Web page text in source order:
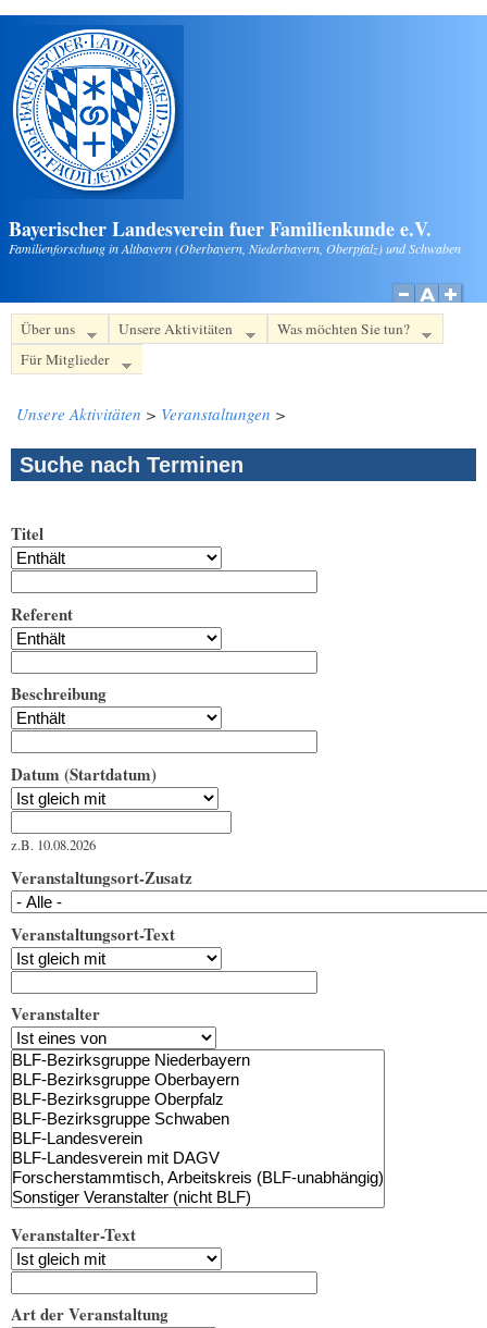
Direkt zum Inhalt
Bayerischer Landesverein fuer Familienkunde e.V.
Familienforschung in Altbayern (Oberbayern, Niederbayern, Oberpfalz) und Schwaben
Über uns Unsere Aktivitäten
Was möchten Sie tun?
Für Mitglieder
Unsere Aktivitäten > Veranstaltungen >
Suche nach Terminen
Titel
Referent
Beschreibung
Datum (Startdatum)
z.B. 10.08.2026
Veranstaltungsort-Zusatz
Veranstaltungsort-Text
Veranstalter
Veranstalter-Text
Art der Veranstaltung